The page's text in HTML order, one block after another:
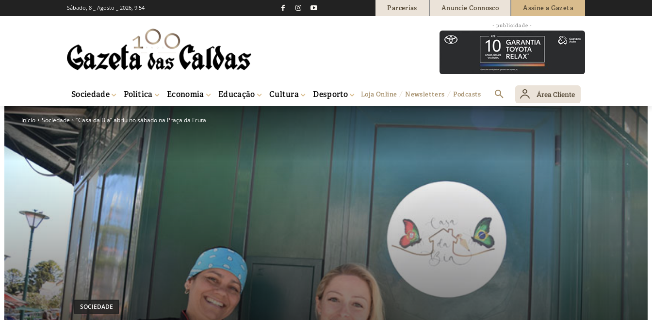
Sábado, 8 _ Agosto _ 2026, 9:54 Parcerias Anuncie Connosco Assine a Gazeta
- publicidade -
Sociedade Política Economia Educação Cultura Desporto Loja Online Newsletters Podcasts Área Cliente
Início Sociedade “Casa da Bia” abriu no sábado na Praça da Fruta
SOCIEDADE